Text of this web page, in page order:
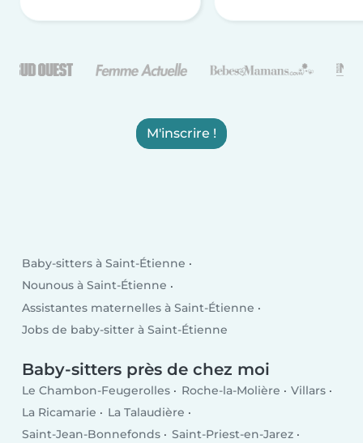
M'inscrire !
Baby-sitters à Saint-Étienne
Nounous à Saint-Étienne
Assistantes maternelles à Saint-Étienne
Jobs de baby-sitter à Saint-Étienne
Baby-sitters près de chez moi
Le Chambon-Feugerolles Roche-la-Molière
Villars
La Ricamarie
La Talaudière
Saint-Jean-Bonnefonds
Saint-Priest-en-Jarez